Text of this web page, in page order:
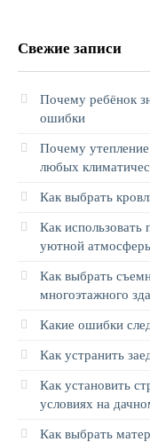
Свежие записи
Почему ребёнок
ошибки
Почему
любых
Как выбрать
Как использовать
уютной
Как выбрать
многоэтажного
Какие ошибки
Как устранить
Как установить
условиях на
Как выбрать